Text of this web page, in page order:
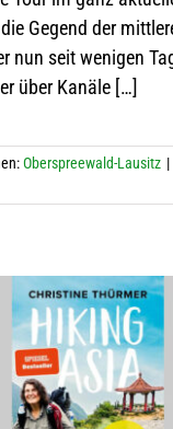
Gegend der
nun seit weni­gen
über Kanäle […]
Ober­spree­wald-Lau­sitz |